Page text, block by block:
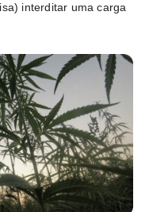
interditar uma carga